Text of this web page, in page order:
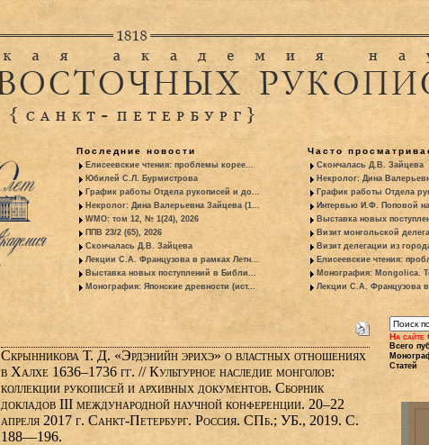
Последние новости
Елисеевские чтения: проблемы корее...
Юбилей С.Л. Бурмистрова
График работы Отдела рукописей и до...
Некролог: Дина Валерьевна Зайцева (1...
WMO: том 12, № 1(24), 2026
ППВ 23/2 (65), 2026
Скончалась Д.В. Зайцева
Лекции С.А. Французова в рамках Летн...
Выставка новых поступлений в Библи...
Монография: Японские древности (ист...
Часто
Скончалась Д.В. Зайцева
Некролог: Дина
График работы Отдела
Интервью И.Ф. Поповой
Выставка новых
Визит монгольской
Визит делегации из
Елисеевские чтения:
Монография: Mongolica.
Лекции С.А. Французова в
Скрынникова Т. Д. «Эрдэнийн эрихэ» о властных отношениях
в Халхе 1636‒1736 гг. // Культурное наследие монголов:
коллекции рукописей и архивных документов. Сборник
докладов III международной научной конференции. 20‒22
апреля 2017 г. Санкт-Петербург. Россия. СПб.; УБ., 2019. С.
188—196.
На
Всего
Статей